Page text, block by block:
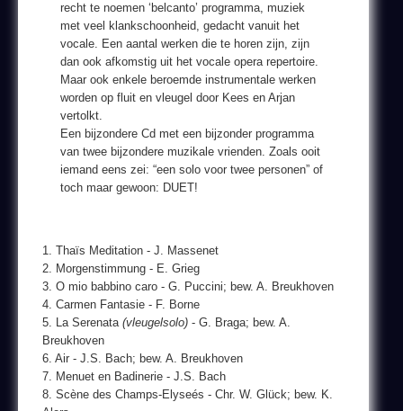
recht te noemen ‘belcanto’ programma, muziek
met veel klankschoonheid, gedacht vanuit het
vocale. Een aantal werken die te horen zijn, zijn
dan ook afkomstig uit het vocale opera repertoire.
Maar ook enkele beroemde instrumentale werken
worden op fluit en vleugel door Kees en Arjan
vertolkt.
Een bijzondere Cd met een bijzonder programma
van twee bijzondere muzikale vrienden. Zoals ooit
iemand eens zei: “een solo voor twee personen” of
toch maar gewoon: DUET!
1. Thaïs Meditation - J. Massenet
2. Morgenstimmung - E. Grieg
3. O mio babbino caro - G. Puccini; bew. A. Breukhoven
4. Carmen Fantasie - F. Borne
5. La Serenata (vleugelsolo) - G. Braga; bew. A.
Breukhoven
6. Air - J.S. Bach; bew. A. Breukhoven
7. Menuet en Badinerie - J.S. Bach
8. Scène des Champs-Elyseés - Chr. W. Glück; bew. K.